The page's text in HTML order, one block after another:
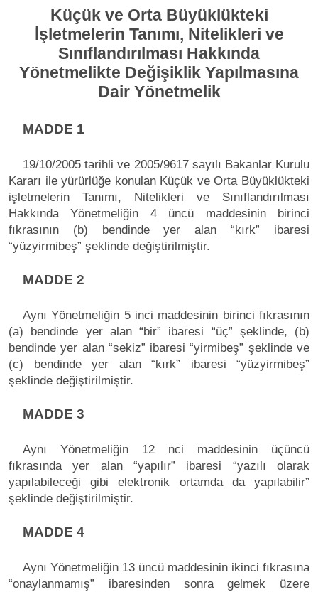
Küçük ve Orta Büyüklükteki
İşletmelerin Tanımı, Nitelikleri ve
Sınıflandırılması Hakkında
Yönetmelikte Değişiklik Yapılmasına
Dair Yönetmelik
MADDE 1
19/10/2005 tarihli ve 2005/9617 sayılı Bakanlar Kurulu
Kararı ile yürürlüğe konulan Küçük ve Orta Büyüklükteki
işletmelerin Tanımı, Nitelikleri ve Sınıflandırılması
Hakkında Yönetmeliğin 4 üncü maddesinin birinci
fıkrasının (b) bendinde yer alan “kırk” ibaresi
“yüzyirmibeş” şeklinde değiştirilmiştir.
MADDE 2
Aynı Yönetmeliğin 5 inci maddesinin birinci fıkrasının
(a) bendinde yer alan “bir” ibaresi “üç” şeklinde, (b)
bendinde yer alan “sekiz” ibaresi “yirmibeş” şeklinde ve
(c) bendinde yer alan “kırk” ibaresi “yüzyirmibeş”
şeklinde değiştirilmiştir.
MADDE 3
Aynı Yönetmeliğin 12 nci maddesinin üçüncü
fıkrasında yer alan “yapılır” ibaresi “yazılı olarak
yapılabileceği gibi elektronik ortamda da yapılabilir”
şeklinde değiştirilmiştir.
MADDE 4
Aynı Yönetmeliğin 13 üncü maddesinin ikinci fıkrasına
“onaylanmamış” ibaresinden sonra gelmek üzere